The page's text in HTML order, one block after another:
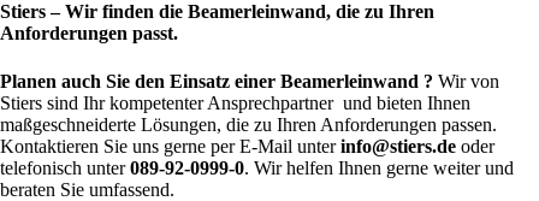
Stiers – Wir finden die Beamerleinwand, die zu Ihren
Anforderungen passt.
Planen auch Sie den Einsatz einer Beamerleinwand ? Wir von
Stiers sind Ihr kompetenter Ansprechpartner und bieten Ihnen
maßgeschneiderte Lösungen, die zu Ihren Anforderungen passen.
Kontaktieren Sie uns gerne per E-Mail unterinfo@stiers.de oder
telefonisch unter089-92-0999-0. Wir helfen Ihnen gerne weiter und
beraten Sie umfassend.